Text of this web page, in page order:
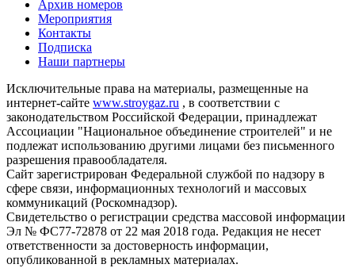
Архив номеров
Мероприятия
Контакты
Подписка
Наши партнеры
Исключительные права на материалы, размещенные на
интернет-сайте www.stroygaz.ru , в соответствии с
законодательством Российской Федерации, принадлежат
Ассоциации "Национальное объединение строителей" и не
подлежат использованию другими лицами без письменного
разрешения правообладателя.
Сайт зарегистрирован Федеральной службой по надзору в
сфере связи, информационных технологий и массовых
коммуникаций (Роскомнадзор).
Свидетельство о регистрации средства массовой информации
Эл № ФС77-72878 от 22 мая 2018 года. Редакция не несет
ответственности за достоверность информации,
опубликованной в рекламных материалах.